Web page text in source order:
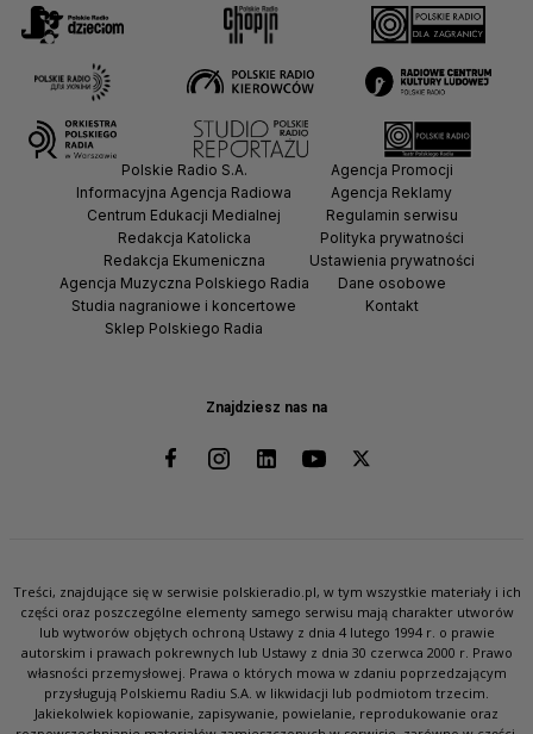
Znajdziesz nas na
Polskie Radio S.A.
Informacyjna Agencja Radiowa
Centrum Edukacji Medialnej
Redakcja Katolicka
Redakcja Ekumeniczna
Agencja Muzyczna Polskiego Radia
Studia nagraniowe i koncertowe
Sklep Polskiego Radia
Agencja Promocji
Agencja Reklamy
Regulamin serwisu
Polityka prywatności
Ustawienia prywatności
Dane osobowe
Kontakt
Treści, znajdujące się w serwisie polskieradio.pl, w tym wszystkie materiały i ich
części oraz poszczególne elementy samego serwisu mają charakter utworów
lub wytworów objętych ochroną Ustawy z dnia 4 lutego 1994 r. o prawie
autorskim i prawach pokrewnych lub Ustawy z dnia 30 czerwca 2000 r. Prawo
własności przemysłowej. Prawa o których mowa w zdaniu poprzedzającym
przysługują Polskiemu Radiu S.A. w likwidacji lub podmiotom trzecim.
Jakiekolwiek kopiowanie, zapisywanie, powielanie, reprodukowanie oraz